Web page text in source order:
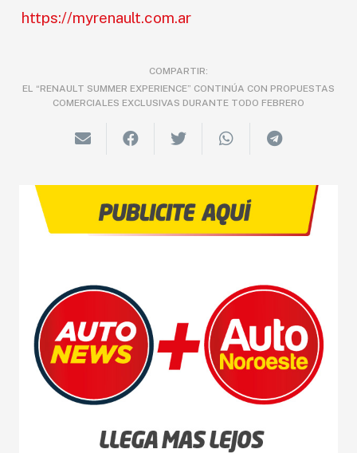
https://myrenault.com.ar
COMPARTIR:
EL “RENAULT SUMMER EXPERIENCE” CONTINÚA CON PROPUESTAS
COMERCIALES EXCLUSIVAS DURANTE TODO FEBRERO